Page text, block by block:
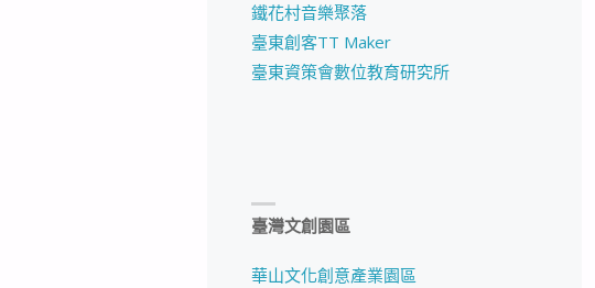
鐵花村音樂聚落
臺東創客TT Maker
臺東資策會數位教育研究所
臺灣文創園區
華山文化創意產業園區